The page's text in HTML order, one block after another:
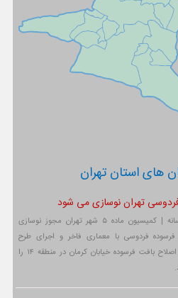
های استان تهران
تهران نوسازی می شود
تهران رسانه | کمیسیون ماده ۵ شهر تهران مجوز نوسازی
فرسوده فردوسی با معماری فاخر و اجرای طرح
موضعی اصلاح بافت فرسوده خیابان کرمان در منطقه ۱۴ را